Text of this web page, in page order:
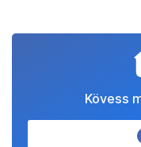
Kövess